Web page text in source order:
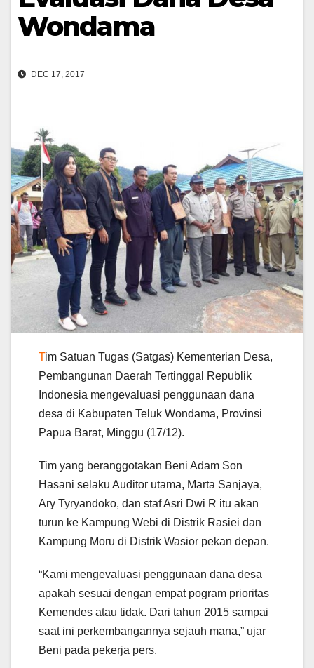
Wondama
DEC 17, 2017
Tim Satuan Tugas (Satgas) Kementerian Desa,
Pembangunan Daerah Tertinggal Republik
Indonesia mengevaluasi penggunaan dana
desa di Kabupaten Teluk Wondama, Provinsi
Papua Barat, Minggu (17/12).
Tim yang beranggotakan Beni Adam Son
Hasani selaku Auditor utama, Marta Sanjaya,
Ary Tyryandoko, dan staf Asri Dwi R itu akan
turun ke Kampung Webi di Distrik Rasiei dan
Kampung Moru di Distrik Wasior pekan depan.
“Kami mengevaluasi penggunaan dana desa
apakah sesuai dengan empat pogram prioritas
Kemendes atau tidak. Dari tahun 2015 sampai
saat ini perkembangannya sejauh mana,” ujar
Beni pada pekerja pers.